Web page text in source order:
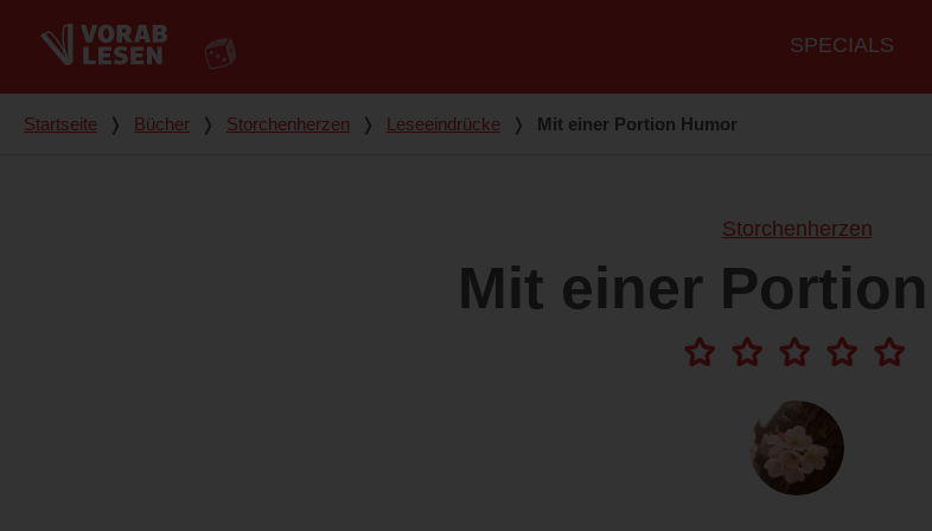
Hauptmenü
SPECIALS
Du bist hier
Startseite ❭ Bücher ❭ Storchenherzen ❭ Leseeindrücke ❭ Mit einer Portion Humor
Storchenherzen
Mit einer